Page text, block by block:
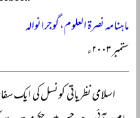
ماہنامہ نصرۃ العلوم، گوجرانوالہ
ستمبر ۲۰۰۳ء
اسلامی نظریاتی کونسل کی ایک